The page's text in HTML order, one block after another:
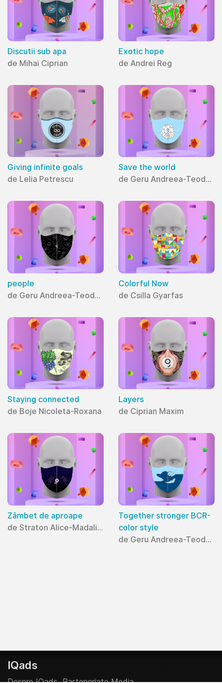
Discutii sub apa
de Mihai Ciprian
Exotic hope
de Andrei Reg
Giving infinite goals
de Lelia Petrescu
Save the world
de Geru Andreea-Teodora
people
de Geru Andreea-Teodora
Colorful Now
de Csilla Gyarfas
Staying connected
de Boje Nicoleta-Roxana
Layers
de Ciprian Maxim
Zâmbet de aproape
de Straton Alice-Madalina
Together stronger BCR-
color style
de Geru Andreea-Teodora
IQads